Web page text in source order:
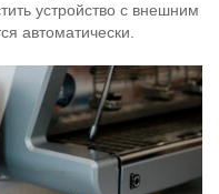
устройство с внешним
автоматически.